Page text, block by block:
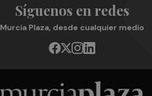
Síguenos en redes
Murcia Plaza, desde cualquier medio